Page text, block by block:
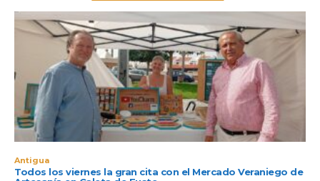
Antigua
Todos los viernes la gran cita con el Mercado Veraniego de